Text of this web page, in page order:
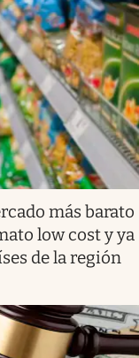
más barato
low cost y ya
de la región